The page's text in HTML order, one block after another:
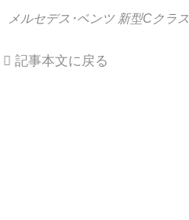
メルセデス･ベンツ 新型Cクラス
記事本文に戻る